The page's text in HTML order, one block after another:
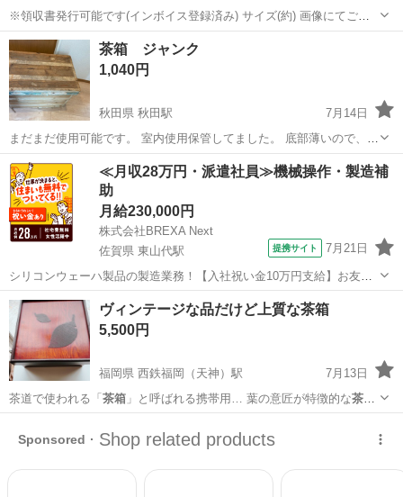
※領収書発行可能です(インボイス登録済み) サイズ(約) 画像にてご確
認お願いします。 キズ・汚れ等あります。 貼ってある紙が破れている
ところあります。 状態など、現物を見てご判断ください。 購入希望の
方は、初回のメッセ...
愛媛 松山市 収納家具
茶箱 ジャンク
1,040円
秋田県 秋田駅
7月14日
まだまだ使用可能です。 室内使用保管してました。 底部薄いので、ア
ルミテープで補強してください。 現状渡しなります。
秋田 秋田市 秋田駅 その他 ボタン
≪月収28万円・派遣社員≫機械操作・製造補
助
月給230,000円
株式会社BREXA Next
佐賀県 東山代駅
提携サイト 7月21日
シリコンウェーハ製品の製造業務！【入社祝い金10万円支給】お友達
やカップルとの応募OK◎年間休日129日＆休出なしでプライベート充
実♪業務はクリーンルームで快適作業◎自社正社員登用制度あり★1食
300円～の格安食堂あり！《佐...
佐賀 伊万里市 その他
ヴィンテージな品だけど上質な茶箱
5,500円
福岡県 西鉄福岡（天神）駅
7月13日
茶道で使われる「茶箱」と呼ばれる携帯用… 葉の意匠が特徴的な茶箱
ヴィンテージ感… を超えた上質な茶箱 使い道はたくさ…